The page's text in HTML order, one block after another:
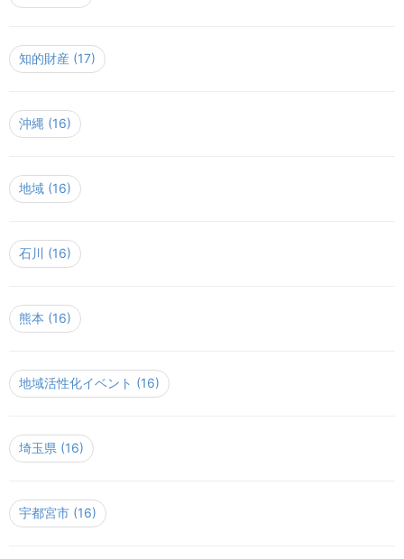
知的財産 (17)
沖縄 (16)
地域 (16)
石川 (16)
熊本 (16)
地域活性化イベント (16)
埼玉県 (16)
宇都宮市 (16)